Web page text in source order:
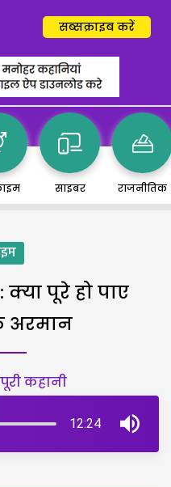
सब्सक्राइब करें
साइबर राजनीतिक
पूरे हो पाए
अरमान
कहानी
12:24